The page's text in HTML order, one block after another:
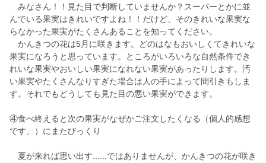
みなさん！！見た目で判断していませんか？スーパーとかに並
んでいる果実はきれいですよね！！だけど、そのきれいな果実な
らなかった果実がたくさんあることを知ってください。
かんきつの花は5月に咲きます。どのはなもおいしくてきれいな
果実になろうと思っています。ところがいろいろな自然条件でき
れいな果実やおいしい果実になれない果実があったりします。汚
い果実やたくさんなりすぎた場合は人の手によって間引きもしま
す。それでもどうしても見た目の悪い果実ができます。
④食べ終えると次の果実がなぜかご注文したくなる（個人的感想
です。）にまたびっくり
夏が来れば思い出す......ではありませんが、かんきつの花が咲き